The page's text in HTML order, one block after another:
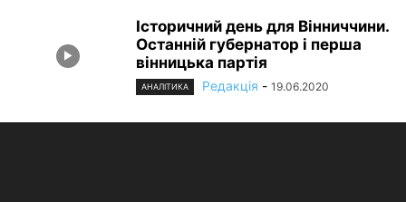
Історичний день для Вінниччини.
Останній губернатор і перша
вінницька партія
АНАЛІТИКА Редакція - 19.06.2020